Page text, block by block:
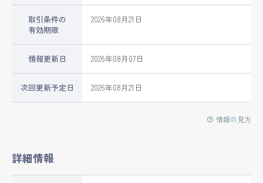
取引条件の
有効期限
2026年08月21日
情報更新日 2026年08月07日
次回更新予定日 2026年08月21日
情報の見方
詳細情報